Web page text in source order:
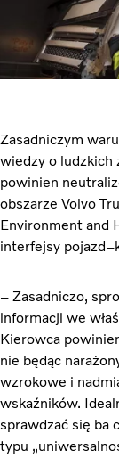
Zasadniczym
wiedzy o ludzkich
powinien
obszarze Volvo
Environment and
interfejsy
– Zasadniczo,
informacji we
Kierowca
nie będąc
wzrokowe i
wskaźników.
sprawdzać się ba
typu